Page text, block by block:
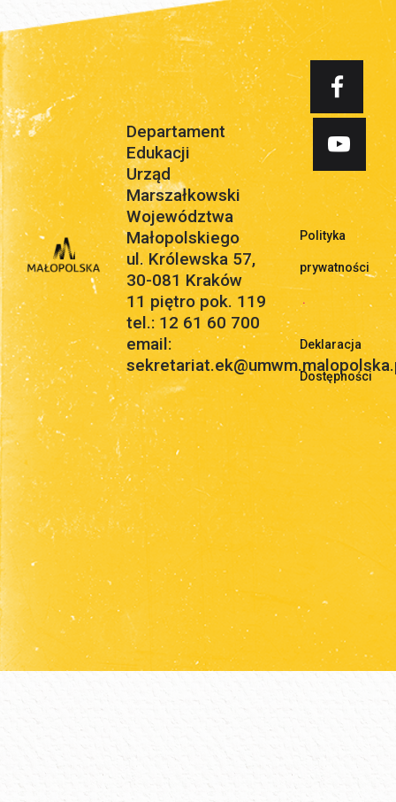
Departament
Edukacji
Urząd
Marszałkowski
Województwa
Małopolskiego
ul. Królewska 57,
30-081 Kraków
11 piętro pok. 119
tel.: 12 61 60 700
email:
Polityka
prywatności
.
Deklaracja
Dostępności